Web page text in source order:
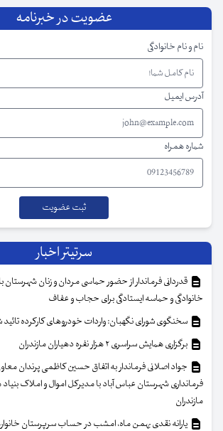
عضویت در خبرنامه
نام و نام خانوادگی
آدرس ایمیل
شماره همراه
سرتیتر اخبار
قدردانی فرماندار از حضور حماسی مردان و زنان شهرستان
خانوادگی و حماسه ایستادگی برای حجاب و عفاف
سخنگوی شورای نگهبان: واردات خودروهای کارکرده
برگزاری همایش سراسری ۲ هزار نفره دهیاران مازندران
جواد اصلانی فرماندار به اتفاق حسین کاظمی پرندان
فرمانداری شهرستان عباس آباد با مدیرکل اموال و املاک
مازندران
یارانه نقدی بهمن ماه، امشب در حساب سرپرستان